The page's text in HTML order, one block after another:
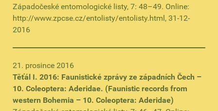
Západočeské entomologické listy, 7: 48–49. Online:
http://www.zpcse.cz/entolisty/entolisty.html, 31-12-
2016
21. prosince 2016
Těťál I. 2016: Faunistické zprávy ze západních Čech –
10. Coleoptera: Aderidae. (Faunistic records from
western Bohemia – 10. Coleoptera: Aderidae)